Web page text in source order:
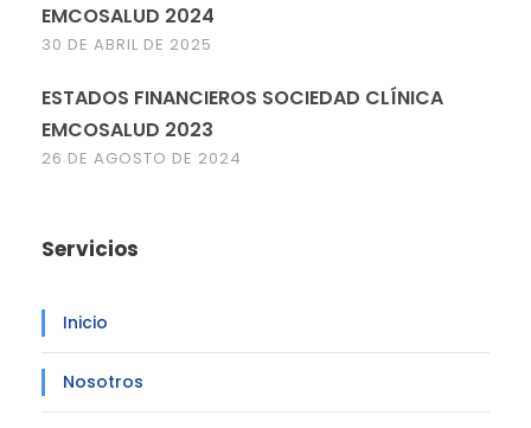
EMCOSALUD 2024
30 DE ABRIL DE 2025
ESTADOS FINANCIEROS SOCIEDAD CLÍNICA
EMCOSALUD 2023
26 DE AGOSTO DE 2024
Servicios
Inicio
Nosotros